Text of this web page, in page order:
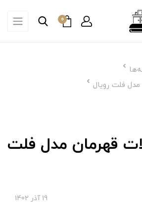
0
فلت رویال
قهرمان مدل فلت
19 آذر 1402